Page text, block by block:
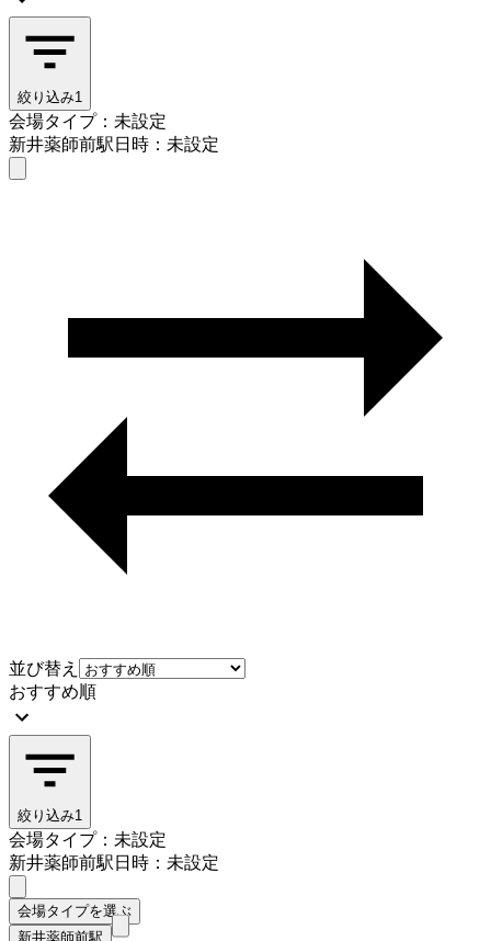
絞り込み1
会場タイプ：未設定
新井薬師前駅日時：未設定
並び替え
おすすめ順
絞り込み1
会場タイプ：未設定
新井薬師前駅日時：未設定
会場タイプを選ぶ
新井薬師前駅